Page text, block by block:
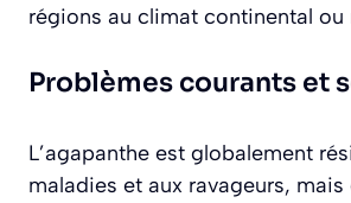
régions au climat continental ou
Problèmes courants et
L’agapanthe est globalement
maladies et aux ravageurs, mais